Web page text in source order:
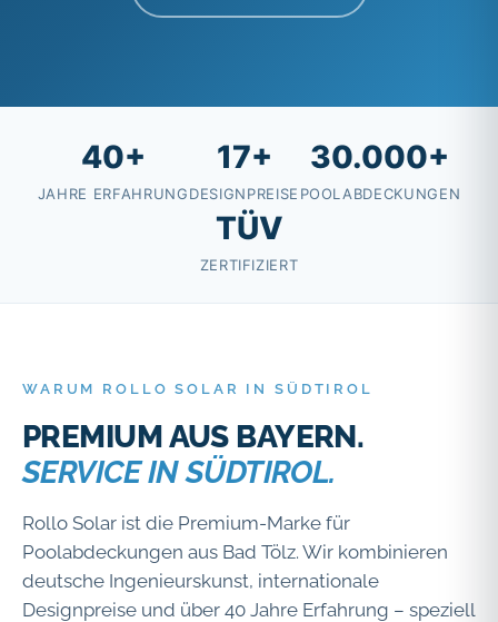
40+
JAHRE ERFAHRUNG
17+
DESIGNPREISE
30.000+
POOLABDECKUNGEN
TÜV
ZERTIFIZIERT
WARUM ROLLO SOLAR IN SÜDTIROL
PREMIUM AUS BAYERN.
SERVICE IN SÜDTIROL.
Rollo Solar ist die Premium-Marke für
Poolabdeckungen aus Bad Tölz. Wir kombinieren
deutsche Ingenieurskunst, internationale
Designpreise und über 40 Jahre Erfahrung – speziell